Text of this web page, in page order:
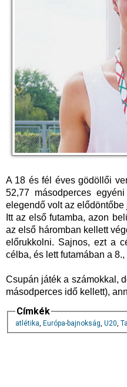
A 18 és fél éves gödöllői
52,77 másodperces
elegendő volt az elődöntőbe
Itt az első futamba, azon
az első háromban kellett
előrukkolni. Sajnos, ezt a
célba, és lett futamában a
Csupán játék a számokkal,
másodperces idő kellett),
Címkék
atlétika, Európa-bajnokság, U20,